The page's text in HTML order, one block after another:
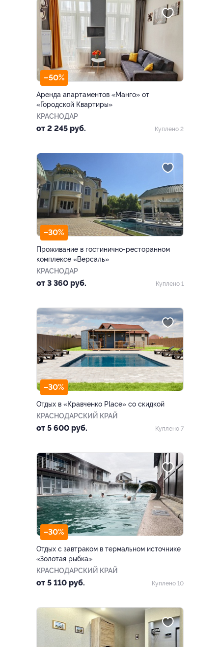
–50%
Аренда апартаментов «Манго» от
«Городской Квартиры»
КРАСНОДАР
от 2 245 руб. Куплено 2
–30%
Проживание в гостинично-ресторанном
комплексе «Версаль»
КРАСНОДАР
от 3 360 руб. Куплено 1
–30%
Отдых в «Кравченко Place» со скидкой
КРАСНОДАРСКИЙ КРАЙ
от 5 600 руб. Куплено 7
–30%
Отдых с завтраком в термальном источнике
«Золотая рыбка»
КРАСНОДАРСКИЙ КРАЙ
от 5 110 руб. Куплено 10